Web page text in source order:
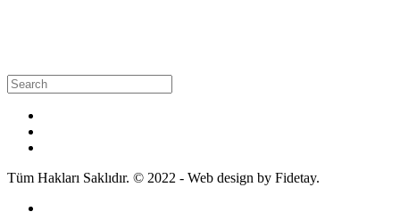
Tüm Hakları Saklıdır. © 2022 - Web design by Fidetay.